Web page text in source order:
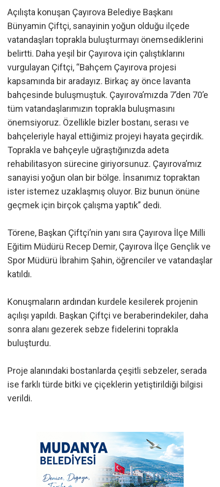
Açılışta konuşan Çayırova Belediye Başkanı
Bünyamin Çiftçi, sanayinin yoğun olduğu ilçede
vatandaşları toprakla buluşturmayı önemsediklerini
belirtti. Daha yeşil bir Çayırova için çalıştıklarını
vurgulayan Çiftçi, “Bahçem Çayırova projesi
kapsamında bir aradayız. Birkaç ay önce lavanta
bahçesinde buluşmuştuk. Çayırova’mızda 7’den 70’e
tüm vatandaşlarımızın toprakla buluşmasını
önemsiyoruz. Özellikle bizler bostanı, serası ve
bahçeleriyle hayal ettiğimiz projeyi hayata geçirdik.
Toprakla ve bahçeyle uğraştığınızda adeta
rehabilitasyon sürecine giriyorsunuz. Çayırova’mız
sanayisi yoğun olan bir bölge. İnsanımız topraktan
ister istemez uzaklaşmış oluyor. Biz bunun önüne
geçmek için birçok çalışma yaptık” dedi.
Törene, Başkan Çiftçi’nin yanı sıra Çayırova İlçe Milli
Eğitim Müdürü Recep Demir, Çayırova İlçe Gençlik ve
Spor Müdürü İbrahim Şahin, öğrenciler ve vatandaşlar
katıldı.
Konuşmaların ardından kurdele kesilerek projenin
açılışı yapıldı. Başkan Çiftçi ve beraberindekiler, daha
sonra alanı gezerek sebze fidelerini toprakla
buluşturdu.
Proje alanındaki bostanlarda çeşitli sebzeler, serada
ise farklı türde bitki ve çiçeklerin yetiştirildiği bilgisi
verildi.